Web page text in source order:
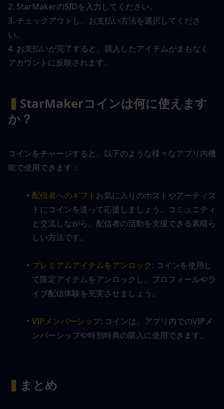
2. StarMakerのSIDを入力してください。
3. チェックアウトし、お支払い方法を選択してくださ
い。
4. お支払いが完了すると、購入したアイテムがまもなく
アカウントに反映されます。
▍ StarMakerコインは何に使えます
か？
コインをチャージすると、以下のような様々なアプリ内機
能で使用できます：
配信者へのギフト お気に入りのホストやアーティス
トにコインを送って応援しましょう。コミュニティ
と交流しながら、配信者の活動を支援できる素晴ら
しい方法です。
プレミアムアイテムをアンロック: コインを使用し
て限定アイテムをアンロックし、プロフィールやラ
イブ配信体験を充実させましょう。
VIPメンバーシップ: コインは、アプリ内でのVIPメ
ンバーシップや特別特典の購入に使用できます。
▍ まとめ